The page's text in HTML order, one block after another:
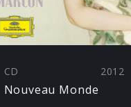
CD 2012
Nouveau Monde